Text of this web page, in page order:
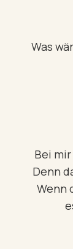
Was
Bei
Denn
Wenn